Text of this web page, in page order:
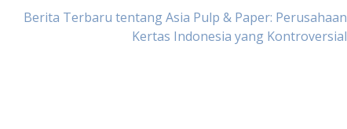
Berita Terbaru tentang Asia Pulp & Paper: Perusahaan
Kertas Indonesia yang Kontroversial